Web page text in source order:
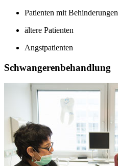
Patienten mit Behinderungen
ältere Patienten
Angstpatienten
Schwangerenbehandlung